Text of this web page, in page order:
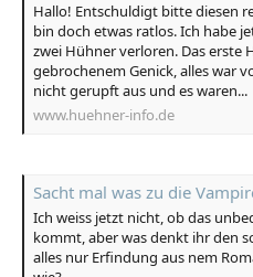
Hallo! Entschuldigt bitte diesen
bin doch etwas ratlos. Ich habe
zwei Hühner verloren. Das erste
gebrochenem Genick, alles war
nicht gerupft aus und es waren...
www.huehner-info.de
Sacht mal was zu die
Ich weiss jetzt nicht, ob das
kommt, aber was denkt ihr den
alles nur Erfindung aus nem